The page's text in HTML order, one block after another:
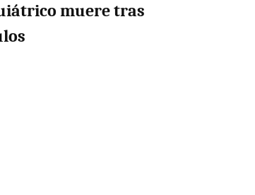
muere tras